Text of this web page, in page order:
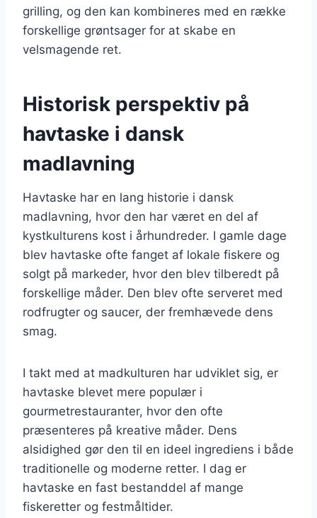
grilling, og den kan kombineres med en række
forskellige grøntsager for at skabe en
velsmagende ret.
Historisk perspektiv på
havtaske i dansk
madlavning
Havtaske har en lang historie i dansk
madlavning, hvor den har været en del af
kystkulturens kost i århundreder. I gamle dage
blev havtaske ofte fanget af lokale fiskere og
solgt på markeder, hvor den blev tilberedt på
forskellige måder. Den blev ofte serveret med
rodfrugter og saucer, der fremhævede dens
smag.
I takt med at madkulturen har udviklet sig, er
havtaske blevet mere populær i
gourmetrestauranter, hvor den ofte
præsenteres på kreative måder. Dens
alsidighed gør den til en ideel ingrediens i både
traditionelle og moderne retter. I dag er
havtaske en fast bestanddel af mange
fiskeretter og festmåltider.